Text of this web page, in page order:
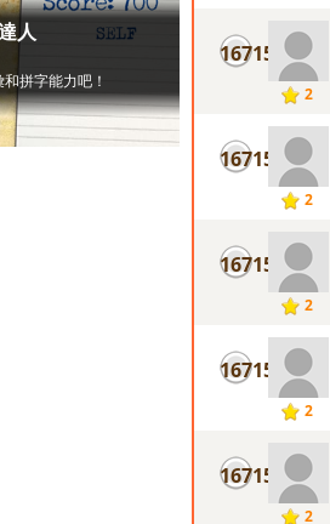
16715
2
16715
2
16715
2
16715
2
16715
2